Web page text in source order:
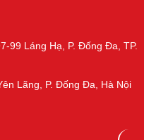
99 Láng Hạ, P. Đống Đa, TP.
Lãng, P. Đống Đa, Hà Nội